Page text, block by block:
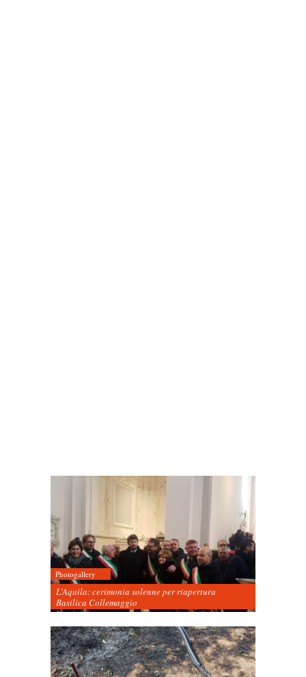
Photogallery
L’Aquila: cerimonia solenne per riapertura
Basilica Collemaggio